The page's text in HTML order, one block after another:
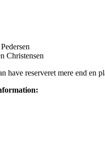
Christensen
have reserveret mere end en